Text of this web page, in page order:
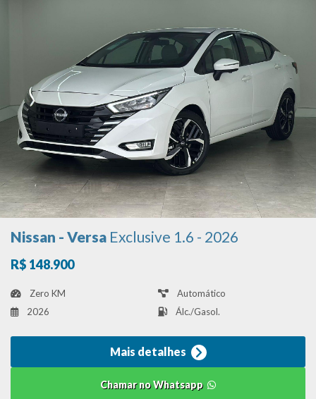
Nissan - Versa Exclusive 1.6 - 2026
R$ 148.900
Zero KM
Automático
2026
Álc./Gasol.
Mais detalhes
Chamar no Whatsapp